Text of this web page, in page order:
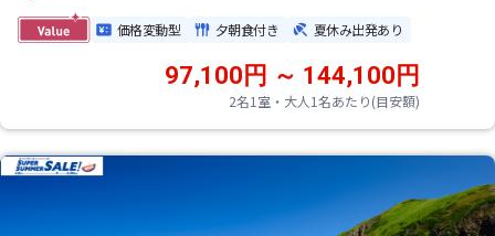
価格変動型 夕朝食付き 夏休み出発あり
2名1室・大人1名あたり(目安額)
97,100円 ～ 144,100円